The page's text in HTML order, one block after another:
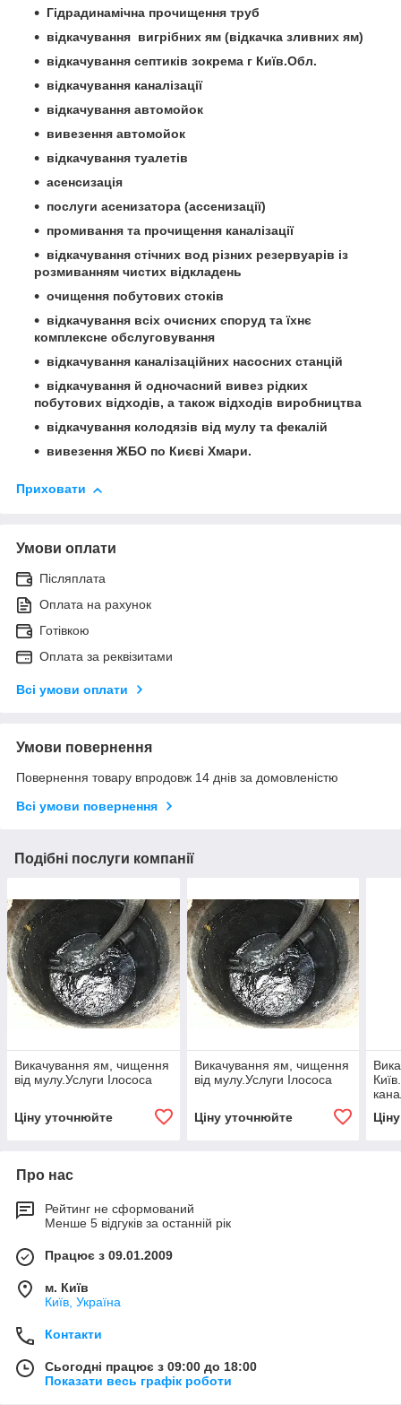
Гідрадинамічна прочищення труб
відкачування вигрібних ям (відкачка зливних ям)
відкачування септиків зокрема г Київ.Обл.
відкачування каналізації
відкачування автомойок
вивезення автомойок
відкачування туалетів
асенсизація
послуги асенизатора (ассенизації)
промивання та прочищення каналізації
відкачування стічних вод різних резервуарів із
розмиванням чистих відкладень
очищення побутових стоків
відкачування всіх очисних споруд та їхнє
комплексне обслуговування
відкачування каналізаційних насосних станцій
відкачування й одночасний вивез рідких
побутових відходів, а також відходів виробництва
відкачування колодязів від мулу та фекалій
вивезення ЖБО по Києві Хмари.
Приховати
Умови оплати
Післяплата
Оплата на рахунок
Готівкою
Оплата за реквізитами
Всі умови оплати
Умови повернення
Повернення товару впродовж 14 днів за домовленістю
Всі умови повернення
Подібні послуги компанії
Викачування ям, чищення
від мулу.Услуги Ілососа
Ціну уточнюйте
Викачування ям, чищення
від мулу.Услуги Ілососа
Ціну уточнюйте
Про нас
Рейтинг не сформований
Менше 5 відгуків за останній рік
Працює з 09.01.2009
м. Київ
Київ, Україна
Контакти
Сьогодні працює з 09:00 до 18:00
Показати весь графік роботи